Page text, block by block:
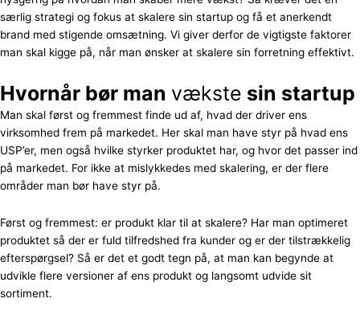
særlig strategi og fokus at skalere sin startup og få et anerkendt
brand med stigende omsætning. Vi giver derfor de vigtigste faktorer
man skal kigge på, når man ønsker at skalere sin forretning effektivt.
Hvornår bør man vækste sin startup
Man skal først og fremmest finde ud af, hvad der driver ens
virksomhed frem på markedet. Her skal man have styr på hvad ens
USP’er, men også hvilke styrker produktet har, og hvor det passer ind
på markedet. For ikke at mislykkedes med skalering, er der flere
områder man bør have styr på.
Først og fremmest: er produkt klar til at skalere? Har man optimeret
produktet så der er fuld tilfredshed fra kunder og er der tilstrækkelig
efterspørgsel? Så er det et godt tegn på, at man kan begynde at
udvikle flere versioner af ens produkt og langsomt udvide sit
sortiment.